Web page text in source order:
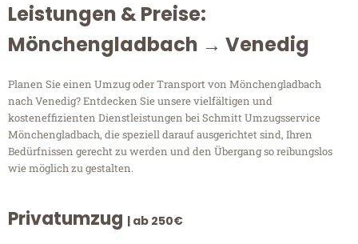
Leistungen & Preise:
Mönchengladbach → Venedig
Planen Sie einen Umzug oder Transport von Mönchengladbach
nach Venedig? Entdecken Sie unsere vielfältigen und
kosteneffizienten Dienstleistungen bei Schmitt Umzugsservice
Mönchengladbach, die speziell darauf ausgerichtet sind, Ihren
Bedürfnissen gerecht zu werden und den Übergang so reibungslos
wie möglich zu gestalten.
Privatumzug | ab 250€